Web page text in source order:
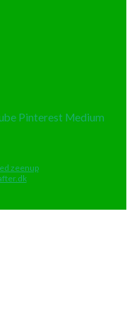
Pinterest Medium
zeenup